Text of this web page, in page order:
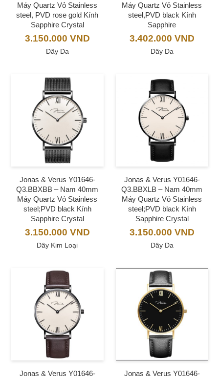
Máy Quartz Vỏ Stainless
steel, PVD rose gold Kính
Sapphire Crystal
3.150.000 VND
Dây Da
Máy Quartz Vỏ Stainless
steel,PVD black Kính
Sapphire
3.402.000 VND
Dây Da
Jonas & Verus Y01646-
Q3.BBXBB – Nam 40mm
Máy Quartz Vỏ Stainless
steel;PVD black Kính
Sapphire Crystal
3.150.000 VND
Dây Kim Loại
Jonas & Verus Y01646-
Q3.BBXLB – Nam 40mm
Máy Quartz Vỏ Stainless
steel;PVD black Kính
Sapphire Crystal
3.150.000 VND
Dây Da
Jonas & Verus Y01646-
Jonas & Verus Y01646-